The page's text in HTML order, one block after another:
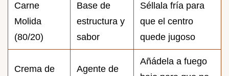
Carne
Molida
(80/20)
Base de
estructura y
sabor
Séllala fría para
que el centro
quede jugoso
Crema de
Agente de
Añádela a fuego